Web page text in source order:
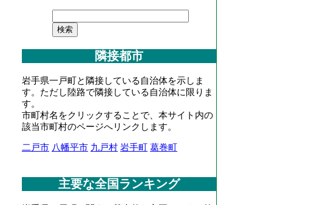
隣接都市
岩手県一戸町と隣接している自治体を示しま
す。ただし陸路で隣接している自治体に限りま
す。
市町村名をクリックすることで、本サイト内の
該当市町村のページへリンクします。
二戸市 八幡平市 九戸村 岩手町 葛巻町
主要な全国ランキング